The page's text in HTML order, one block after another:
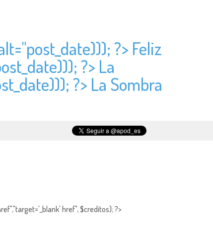
post_date))); ?> Feliz
?> La
?> La Sombra
href", $creditos); ?>